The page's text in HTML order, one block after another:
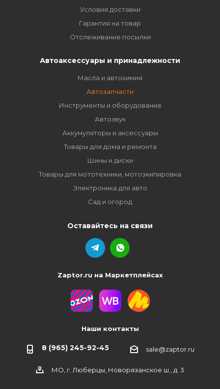
Условия доставки
Гарантия на товар
Отслеживание посылки
Автоаксессуары и принадлежности
Масла и автохимия
Автозапчасти
Инструменты и оборудование
Автозвук
Аккумуляторы и аксессуары
Товары для дома и ремонта
Шины и диски
Товары для мототехники, мотоэкипировка
Электроника для авто
Сад и огород
Оставайтесь на связи
Zaptor.ru на Маркетплейсах
Наши контакты
8 (965) 245-92-45 sale@zaptor.ru
МО, г. Люберцы, Новорязанское ш., д. 3